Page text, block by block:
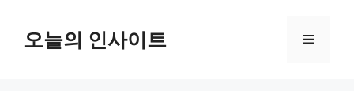
오늘의 인사이트 메